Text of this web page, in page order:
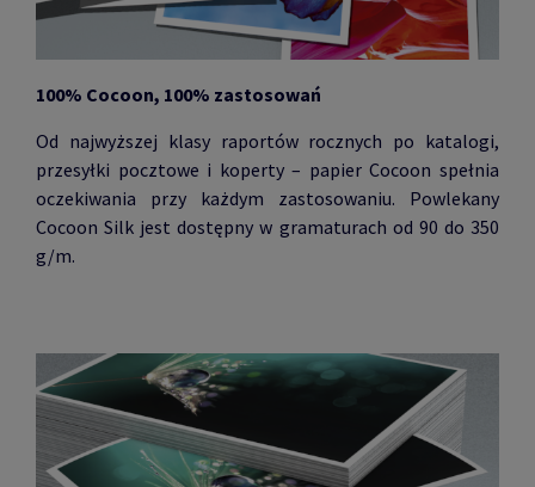
100% Cocoon, 100% zastosowań
Od najwyższej klasy raportów rocznych po katalogi,
przesyłki pocztowe i koperty – papier Cocoon spełnia
oczekiwania przy każdym zastosowaniu. Powlekany
Cocoon Silk jest dostępny w gramaturach od 90 do 350
g/m.